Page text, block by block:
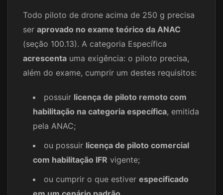
Todo piloto de drone acima de 250 g precisa
ser aprovado no exame teórico da ANAC
(seção 100.13). A categoria Específica
acrescenta uma exigência: o piloto precisa,
além do exame, cumprir um destes requisitos:
possuir licença de piloto remoto com
habilitação na categoria específica, emitida
pela ANAC;
ou possuir licença de piloto comercial
com habilitação IFR vigente;
ou cumprir o que estiver especificado